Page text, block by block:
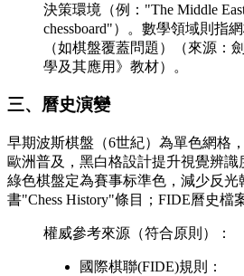
決策環境（例："The Middle
chessboard"）。數學領域則指
（如棋盤覆蓋問題）（來源：
學及其應用》教材）。
三、曆史演變
早期波斯棋盤（6世紀）為單色網格
歐洲普及，黑白格設計提升視覺辨識
綠色棋盤定為賽事标準色，減少反
書"Chess History"條目；FIDE曆史檔
權威參考來源（符合原則）：
國際棋聯(FIDE)規則：